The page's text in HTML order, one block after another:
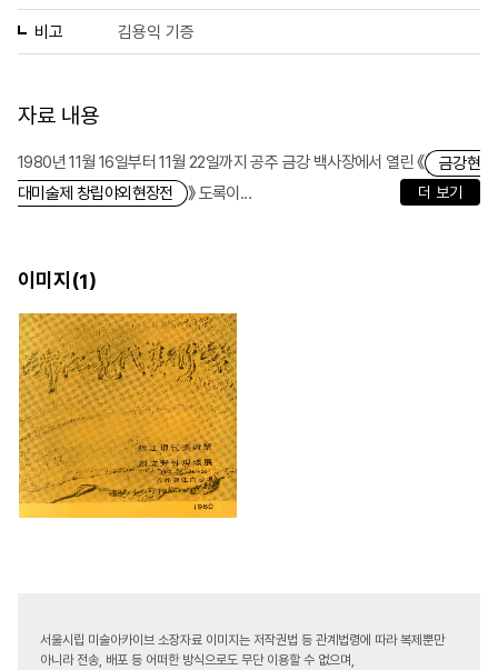
비고 김용익 기증
자료 내용
1980년 11월 16일부터 11월 22일까지 공주 금강 백사장에서 열린 《
금강현
대미술제 창립야외현장전
》 도록이... 더 보기
이미지(1)
서울시립 미술아카이브 소장자료 이미지는 저작권법 등 관계법령에 따라 복제뿐만
아니라 전송, 배포 등 어떠한 방식으로도 무단 이용할 수 없으며,